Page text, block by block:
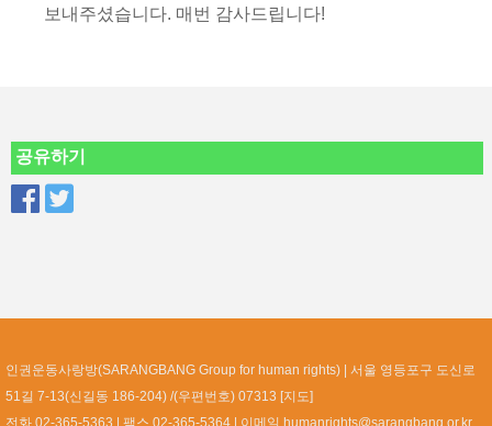
보내주셨습니다. 매번 감사드립니다!
공유하기
인권운동사랑방(SARANGBANG Group for human rights)
서울 영등포구 도신로
51길 7-13(신길동 186-204) /(우편번호) 07313 [지도]
전화 02-365-5363
팩스 02-365-5364 이메일 humanrights@sarangbang.or.kr